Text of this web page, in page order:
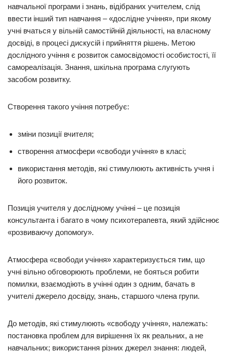
навчальної програми і знань, відібраних учителем, слід
ввести інший тип навчання – «дослідне учіння», при якому
учні вчаться у вільній самостійній діяльності, на власному
досвіді, в процесі дискусій і прийняття рішень. Метою
дослідного учіння є розвиток самосвідомості особистості, її
самореалізація. Знання, шкільна програма слугують
засобом розвитку.
Створення такого учіння потребує:
зміни позиції вчителя;
створення атмосфери «свободи учіння» в класі;
використання методів, які стимулюють активність учня і
його розвиток.
Позиція учителя у дослідному учінні – це позиція
консультанта і багато в чому психотерапевта, який здійснює
«розвиваючу допомогу».
Атмосфера «свободи учіння» характеризується тим, що
учні вільно обговорюють проблеми, не бояться робити
помилки, взаємодіють в учінні один з одним, бачать в
учителі джерело досвіду, знань, старшого члена групи.
До методів, які стимулюють «свободу учіння», належать:
постановка проблем для вирішення їх як реальних, а не
навчальних; використання різних джерел знання: людей,